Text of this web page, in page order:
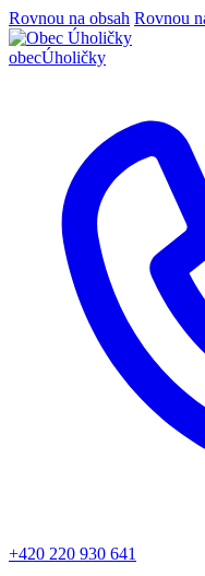
Rovnou na obsah Rovnou
obecÚholičky
+420 220 930 641